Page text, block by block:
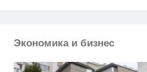
Экономика и бизнес
Королева вагона
"Потеряли стыд в
семейке Плющенко